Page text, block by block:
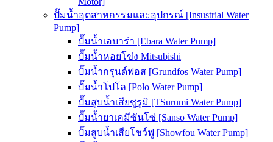
ปั๊มน้ำอุตสาหกรรมและอุปกรณ์ [Insustrial Water
Pump]
ปั๊มน้ำเอบาร่า [Ebara Water Pump]
ปั๊มน้ำหอยโข่ง Mitsubishi
ปั๊มน้ำกรุนด์ฟอส [Grundfos Water Pump]
ปั๊มน้ำโปโล [Polo Water Pump]
ปั๊มสูบน้ำเสียซูรูมิ [TSurumi Water Pump]
ปั๊มน้ำยาเคมีซันโซ่ [Sanso Water Pump]
ปั๊มสูบน้ำเสียโชว์ฟู [Showfou Water Pump]